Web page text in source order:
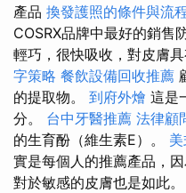
產品 換發護照的條件與流
COSRX品牌中最好的銷售
輕巧，很快吸收，對皮膚
字策略 餐飲設備回收推薦
的提取物。 到府外燴 這是
分。 台中牙醫推薦 法律顧
的生育酚（維生素E）。
實是每個人的推薦產品，
對於敏感的皮膚也是如此